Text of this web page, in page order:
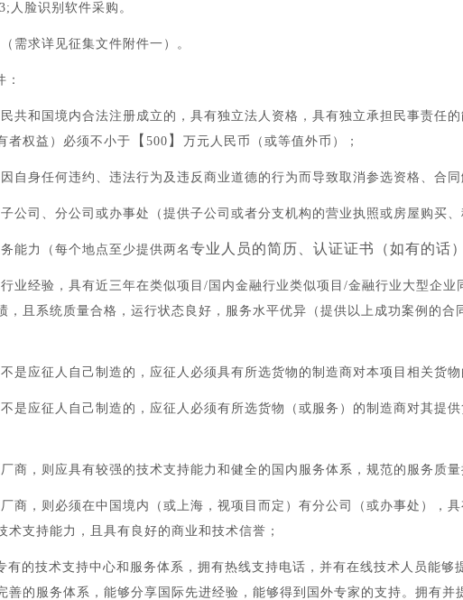
人脸识别软件采购。
（需求详见征集文件附件一）。
共和国境内合法注册成立的，具有独立法人资格，具有独立承担民事责任
者权益）必须不小于
【 500 】 万元人民币（或等值外币）；
自身任何违约、违法行为及违反商业道德的行为而导致取消参选资格、合同
公司、分公司或办事处（提供子公司或者分支机构的营业执照或房屋购买、
能力（每个地点至少提供两名 专业人员的简历、认证证书（如有的话
业经验，具有近三年在类似项目/国内金融行业类似项目/金融行业大型企业
，且系统质量合格，运行状态良好，服务水平优异（提供以上成功案例的合
是应征人自己制造的，应征人必须具有所选货物的制造商对本项目相关货物
是应征人自己制造的，应征人必须有所选货物（或服务）的制造商对其提
商，则应具有较强的技术支持能力和健全的国内服务体系，规范的服务质量
商，则必须在中国境内（或上海，视项目而定）有分公司（或办事处），
术支持能力，且具有良好的商业和技术信誉；
有的技术支持中心和服务体系，拥有热线支持电话，并有在线技术人员能够
善的服务体系，能够分享国际先进经验，能够得到国外专家的支持。拥有并